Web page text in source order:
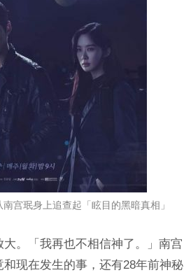
宫珉身上追查起「眩目的黑暗真相」
。「我再也不相信神了。」南宫
现在发生的事，还有28年前神秘